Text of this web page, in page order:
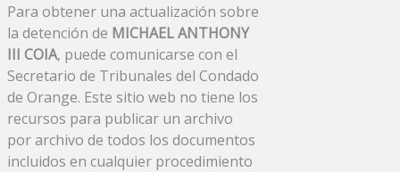
Para obtener una actualización sobre
la detención de MICHAEL ANTHONY
III COIA, puede comunicarse con el
Secretario de Tribunales del Condado
de Orange. Este sitio web no tiene los
recursos para publicar un archivo
por archivo de todos los documentos
incluidos en cualquier procedimiento